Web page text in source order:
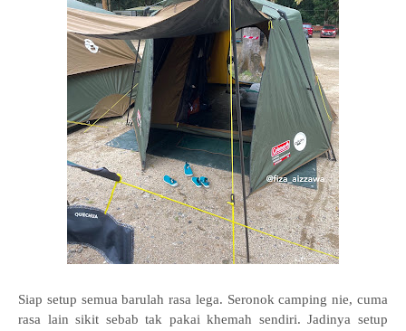
Siap setup semua barulah rasa lega. Seronok camping nie, cuma
rasa lain sikit sebab tak pakai khemah sendiri. Jadinya setup